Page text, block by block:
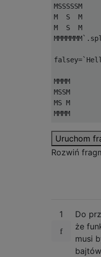
MSSSSSM
M  S  M
M  S  M
MMMMMMM`.
falsey=`
MMMM
MSSM
MS M
MMMM
MMSMM
M S.M
sSSSS
M  M  M
M  M  M
MMMMMMM
Uruchom
Rozwiń
1
Do
że
musi